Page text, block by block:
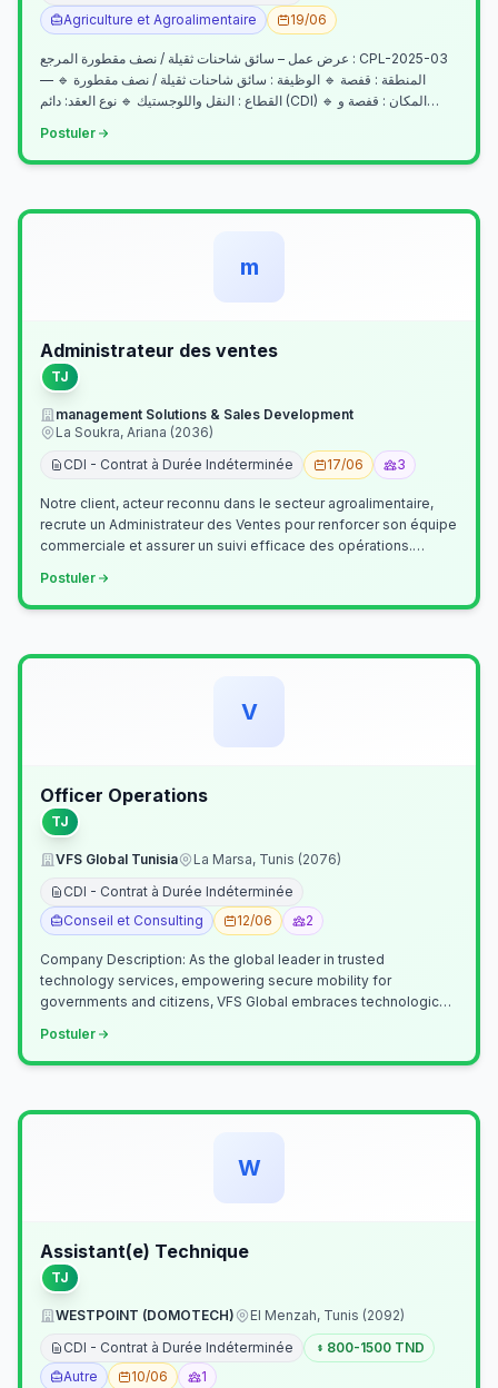
Agriculture et Agroalimentaire
19/06
عرض عمل – سائق شاحنات ثقيلة / نصف مقطورة المرجع : CPL-2025-03
— المنطقة : قفصة 🔹 الوظيفة : سائق شاحنات ثقيلة / نصف مقطورة 🔹
القطاع : النقل واللوجستيك 🔹 نوع العقد: دائم (CDI) 🔹 المكان : قفصة و…
Postuler
m
Administrateur des ventes
TJ
management Solutions & Sales Development
La Soukra, Ariana (2036)
CDI - Contrat à Durée Indéterminée
17/06 3
Notre client, acteur reconnu dans le secteur agroalimentaire,
recrute un Administrateur des Ventes pour renforcer son équipe
commerciale et assurer un suivi efficace des opérations.
Postuler
V
Officer Operations
TJ
VFS Global Tunisia
La Marsa, Tunis (2076)
CDI - Contrat à Durée Indéterminée
Conseil et Consulting
12/06 2
Company Description: As the global leader in trusted
technology services, empowering secure mobility for
governments and citizens, VFS Global embraces technological
Postuler
W
Assistant(e) Technique
TJ
WESTPOINT (DOMOTECH)
El Menzah, Tunis (2092)
CDI - Contrat à Durée Indéterminée
800-1500 TND
Autre
10/06 1